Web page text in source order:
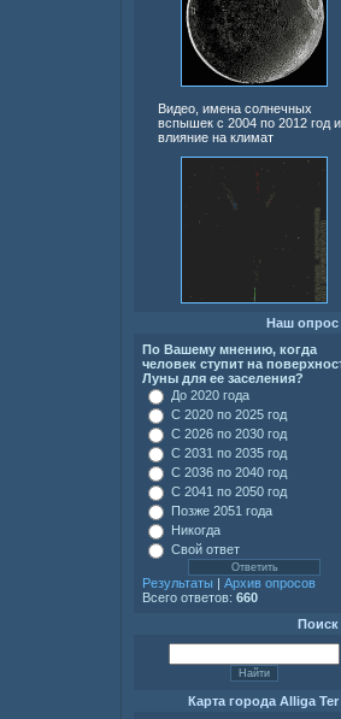
Видео, имена солнечных
вспышек с 2004 по 2012 год и
влияние на климат
Наш опрос
По Вашему мнению, когда
человек ступит на
Луны для ее заселения?
До 2020 года
С 2020 по 2025 год
С 2026 по 2030 год
С 2031 по 2035 год
С 2036 по 2040 год
С 2041 по 2050 год
Позже 2051 года
Никогда
Свой ответ
Результаты | Архив опросов
Всего ответов: 660
Поиск
Карта города Alliga Ter